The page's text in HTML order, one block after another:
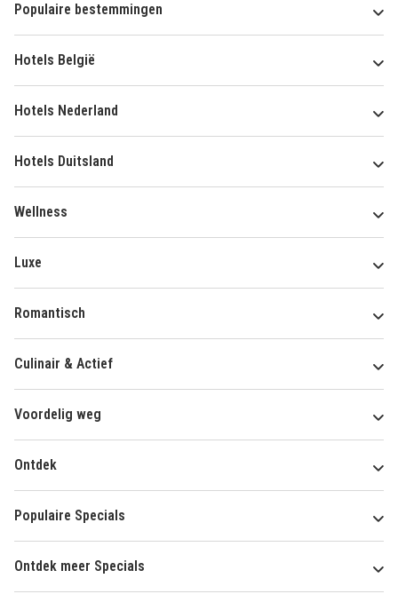
Populaire bestemmingen
Hotels België
Hotels Nederland
Hotels Duitsland
Wellness
Luxe
Romantisch
Culinair & Actief
Voordelig weg
Ontdek
Populaire Specials
Ontdek meer Specials